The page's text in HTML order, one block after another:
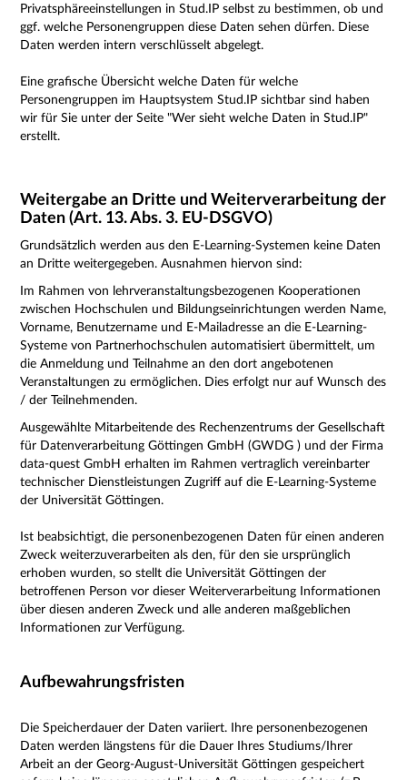
Privatsphäreeinstellungen in Stud.IP selbst zu bestimmen, ob und
ggf. welche Personengruppen diese Daten sehen dürfen. Diese
Daten werden intern verschlüsselt abgelegt.
Eine grafische Übersicht welche Daten für welche
Personengruppen im Hauptsystem Stud.IP sichtbar sind haben
wir für Sie unter der Seite "Wer sieht welche Daten in Stud.IP"
erstellt.
Weitergabe an Dritte und Weiterverarbeitung der
Daten (Art. 13. Abs. 3. EU-DSGVO)
Grundsätzlich werden aus den E-Learning-Systemen keine Daten
an Dritte weitergegeben. Ausnahmen hiervon sind:
Im Rahmen von lehrveranstaltungsbezogenen Kooperationen
zwischen Hochschulen und Bildungseinrichtungen werden Name,
Vorname, Benutzername und E-Mailadresse an die E-Learning-
Systeme von Partnerhochschulen automatisiert übermittelt, um
die Anmeldung und Teilnahme an den dort angebotenen
Veranstaltungen zu ermöglichen. Dies erfolgt nur auf Wunsch des
/ der Teilnehmenden.
Ausgewählte Mitarbeitende des Rechenzentrums der Gesellschaft
für Datenverarbeitung Göttingen GmbH (GWDG ) und der Firma
data-quest GmbH erhalten im Rahmen vertraglich vereinbarter
technischer Dienstleistungen Zugriff auf die E-Learning-Systeme
der Universität Göttingen.
Ist beabsichtigt, die personenbezogenen Daten für einen anderen
Zweck weiterzuverarbeiten als den, für den sie ursprünglich
erhoben wurden, so stellt die Universität Göttingen der
betroffenen Person vor dieser Weiterverarbeitung Informationen
über diesen anderen Zweck und alle anderen maßgeblichen
Informationen zur Verfügung.
Aufbewahrungsfristen
Die Speicherdauer der Daten variiert. Ihre personenbezogenen
Daten werden längstens für die Dauer Ihres Studiums/Ihrer
Arbeit an der Georg-August-Universität Göttingen gespeichert